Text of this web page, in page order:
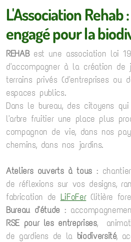
L'Association
engagé pour la
REHABest une association loi
d'accompagner à la création de
terrains privés (d'entreprises ou
espaces publics.
Dans le bureau, des citoyens
l'arbre fruitier une place plus
compagnon de vie, dans nos
chemins, dans nos jardins.
Ateliers ouverts à tous:
de réflexions sur vos designs,
fabrication de LiFoFer(litière
Bureau d'étude :
RSE pour les entreprises,
de gardiens de la biodiversité,